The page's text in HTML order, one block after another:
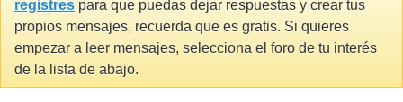
registres para que puedas dejar respuestas y crear tus
propios mensajes, recuerda que es gratis. Si quieres
empezar a leer mensajes, selecciona el foro de tu interés
de la lista de abajo.